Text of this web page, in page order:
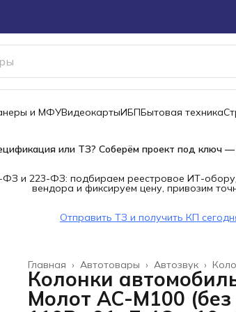
и МФУВидеокартыИБПБытовая техника
или ТЗ? Соберём проект под ключ
и 223-ФЗ: подбираем реестровое ИТ-
вендора и фиксируем цену, привозим
Отправить ТЗ и получить КП
Автозвук ›
Автотовары ›
Главная ›
Колонки
Молот АС-М100 (без